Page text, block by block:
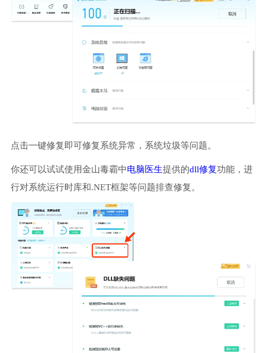
点击一键修复即可修复系统异常，系统垃圾等问题。
你还可以试试使用金山毒霸中电脑医生提供的dll修复功能，进
行对系统运行时库和.NET框架等问题排查修复。